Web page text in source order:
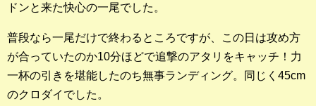
ドンと来た快心の一尾でした。
普段なら一尾だけで終わるところですが、この日は攻め方
が合っていたのか10分ほどで追撃のアタリをキャッチ！力
一杯の引きを堪能したのち無事ランディング。同じく45cm
のクロダイでした。
釣果投稿フォーム